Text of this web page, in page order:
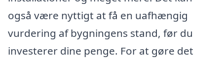
også være nyttigt at få en uafhængig
vurdering af bygningens stand, før du
investerer dine penge. For at gøre det